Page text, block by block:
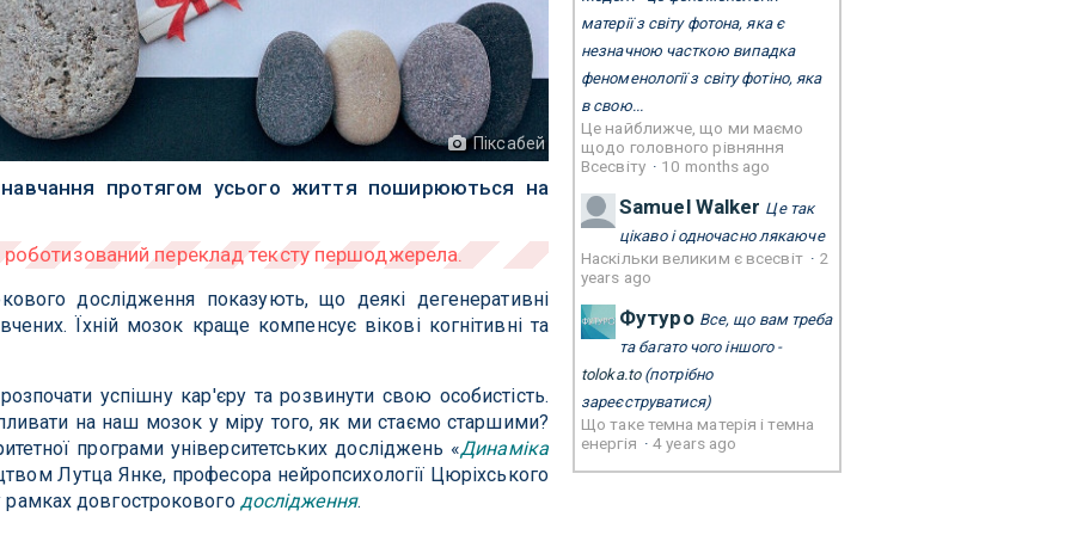
Піксабей
протягом усього життя поширюються на
дослідження показують, що деякі дегенеративні
Їхній мозок краще компенсує вікові когнітивні та
успішну кар'єру та розвинути свою особистість.
на наш мозок у міру того, як ми стаємо старшими?
програми університетських досліджень «Динаміка
Лутца Янке, професора нейропсихології Цюріхського
рамках довгострокового дослідження.
матерії з світу фотона, яка є
незначною часткою випадка
феноменології з світу фотіно, яка
в свою...
Це найближче, що ми маємо
щодо головного рівняння
Всесвіту · 10 months ago
Samuel Walker Це так
цікаво і одночасно лякаюче
Наскільки великим є всесвіт · 2
years ago
Футуро Все, що вам треба
та багато чого іншого -
toloka.to(потрібно
зареєструватися)
Що таке темна матерія і темна
енергія ·4 years ago